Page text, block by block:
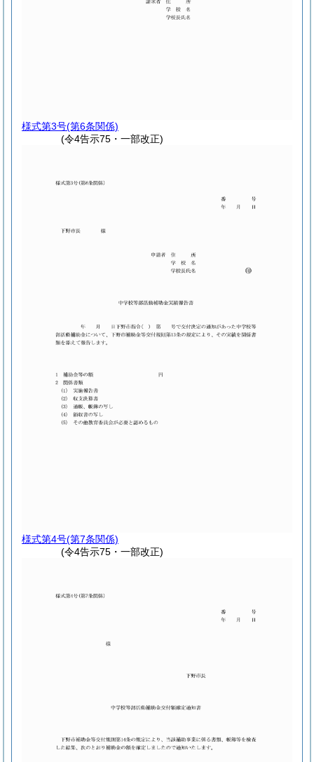
様式第3号(第6条関係)
(令4告示75・一部改正)
様式第4号(第7条関係)
(令4告示75・一部改正)